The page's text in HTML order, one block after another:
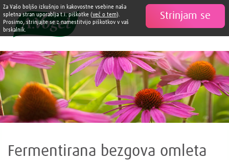

Fermentirana bezgova omleta
Strinjam se
Za Vašo boljšo izkušnjo in kakovostne vsebine naša
spletna stran uporablja t.i. piškotke (več o tem).
Prosimo, strinjajte se z namestitvijo piškotkov v vaš
brskalnik.